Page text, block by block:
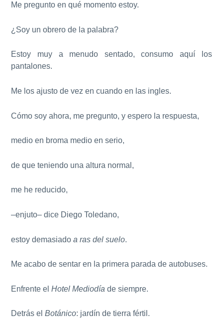
Me pregunto en qué momento estoy.
¿Soy un obrero de la palabra?
Estoy muy a menudo sentado, consumo aquí los
pantalones.
Me los ajusto de vez en cuando en las ingles.
Cómo soy ahora, me pregunto, y espero la respuesta,
medio en broma medio en serio,
de que teniendo una altura normal,
me he reducido,
–enjuto– dice Diego Toledano,
estoy demasiadoa ras del suelo.
Me acabo de sentar en la primera parada de autobuses.
Enfrente elHotel Mediodía de siempre.
Detrás elBotánico: jardín de tierra fértil.